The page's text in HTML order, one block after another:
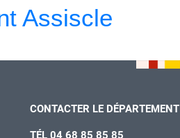
Assiscle
CONTACTER LE DÉPARTEMENT
TÉL 04 68 85 85 85